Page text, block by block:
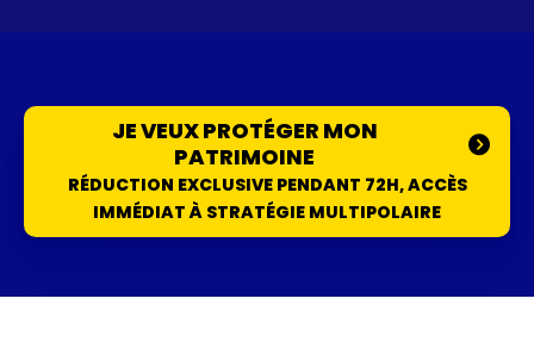
JE VEUX PROTÉGER MON
PATRIMOINE
RÉDUCTION EXCLUSIVE PENDANT 72H, ACCÈS
IMMÉDIAT À STRATÉGIE MULTIPOLAIRE